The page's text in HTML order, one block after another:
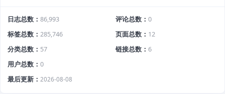
日志总数 86,993 评论总数
0
标签总数
285,746 页面总数
12
分类总数
57 链接总数
6
用户总数
0
最后更新
2026-08-08